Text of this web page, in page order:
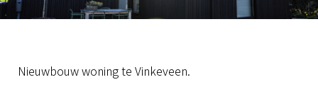
Nieuwbouw woning te Vinkeveen.